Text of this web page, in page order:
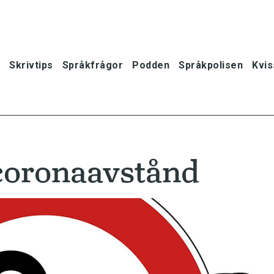
Skrivtips Språkfrågor Podden Språkpolisen